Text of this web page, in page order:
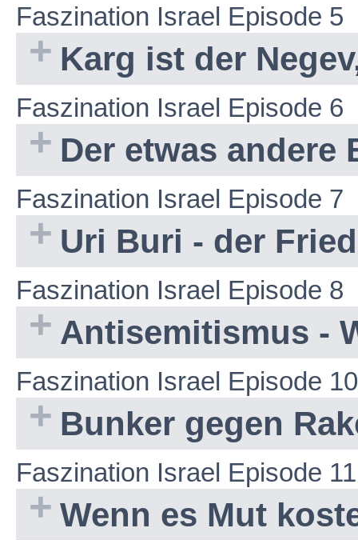
Faszination Israel Episode 5
Karg ist der
Faszination Israel Episode 6
Der etwas andere
Faszination Israel Episode 7
Uri Buri - der
Faszination Israel Episode 8
Antisemitismus -
Faszination Israel Episode 10
Bunker gegen
Faszination Israel Episode 11
Wenn es Mut